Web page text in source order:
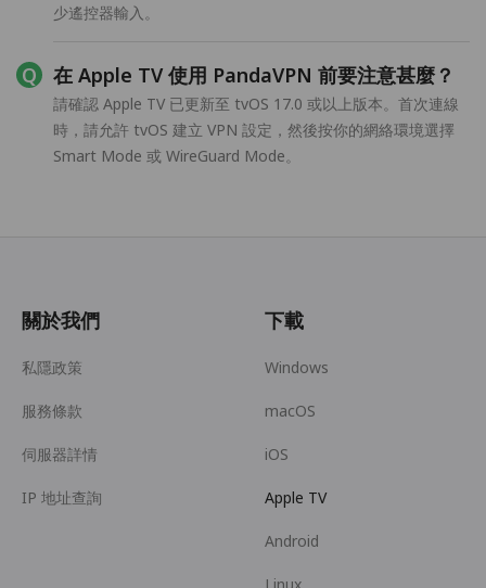
少遙控器輸入。
在 Apple TV 使用 PandaVPN 前要注意甚麼？
請確認 Apple TV 已更新至 tvOS 17.0 或以上版本。首次連線
時，請允許 tvOS 建立 VPN 設定，然後按你的網絡環境選擇
Smart Mode 或 WireGuard Mode。
關於我們
私隱政策
服務條款
伺服器詳情
IP 地址查詢
下載
Windows
macOS
iOS
Apple TV
Android